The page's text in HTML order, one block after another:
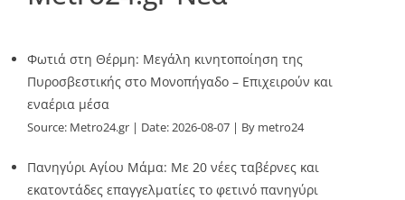
Φωτιά στη Θέρμη: Μεγάλη κινητοποίηση της
Πυροσβεστικής στο Μονοπήγαδο – Επιχειρούν και
εναέρια μέσα
Source: Metro24.gr Date: 2026-08-07 By metro24
Πανηγύρι Αγίου Μάμα: Με 20 νέες ταβέρνες και
εκατοντάδες επαγγελματίες το φετινό πανηγύρι